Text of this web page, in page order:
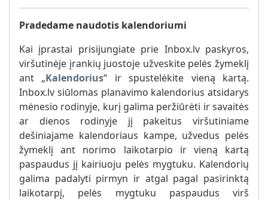
Pradedame naudotis kalendoriumi
Kai įprastai prisijungiate prie Inbox.lv paskyros,
viršutinėje įrankių juostoje užveskite pelės žymeklį
ant „Kalendorius“ ir spustelėkite vieną kartą.
Inbox.lv siūlomas planavimo kalendorius atsidarys
mėnesio rodinyje, kurį galima peržiūrėti ir savaitės
ar dienos rodinyje jį pakeitus viršutiniame
dešiniajame kalendoriaus kampe, užvedus pelės
žymeklį ant norimo laikotarpio ir vieną kartą
paspaudus jį kairiuoju pelės mygtuku. Kalendorių
galima padalyti pirmyn ir atgal pagal pasirinktą
laikotarpį, pelės mygtuku paspaudus virš